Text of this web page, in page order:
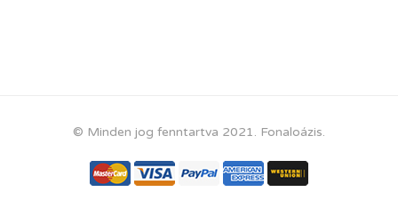
© Minden jog fenntartva 2021. Fonaloázis.